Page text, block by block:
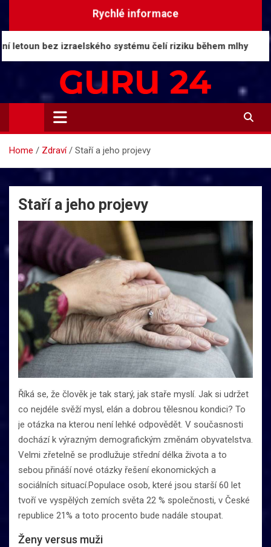
Rychlé informace
izraelského systému čelí riziku během mlhy
Guru24.cz
Press relations a informace
Home Zdraví Staří a jeho projevy
Staří a jeho projevy
Říká se, že člověk je tak starý, jak staře myslí. Jak si udržet
co nejdéle svěží mysl, elán a dobrou tělesnou kondici? To
je otázka na kterou není lehké odpovědět. V současnosti
dochází k výrazným demografickým změnám obyvatelstva.
Velmi zřetelně se prodlužuje střední délka života a to
sebou přináší nové otázky řešení ekonomických a
sociálních situací.Populace osob, které jsou starší 60 let
tvoří ve vyspělých zemích světa 22 % společnosti, v České
republice 21% a toto procento bude nadále stoupat.
Ženy versus muži